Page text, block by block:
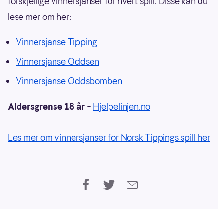
lese mer om her:
Vinnersjanse Tipping
Vinnersjanse Oddsen
Vinnersjanse Oddsbomben
Aldersgrense 18 år – Hjelpelinjen.no
Les mer om vinnersjanser for Norsk Tippings spill her